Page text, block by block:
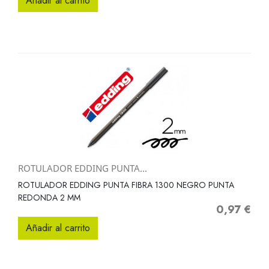
ROTULADOR EDDING PUNTA...
ROTULADOR EDDING PUNTA FIBRA 1300 NEGRO PUNTA
REDONDA 2 MM
Precio
0,97 €
Añadir al carrito